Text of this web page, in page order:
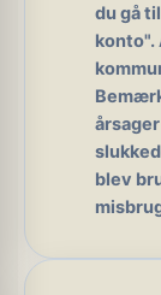
du gå
konto".
blev